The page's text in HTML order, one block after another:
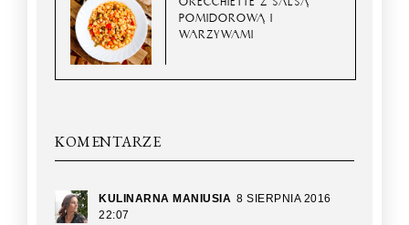
POMIDOROWĄ I
WARZYWAMI
KOMENTARZE
KULINARNA MANIUSIA 8 SIERPNIA 2016
22:07